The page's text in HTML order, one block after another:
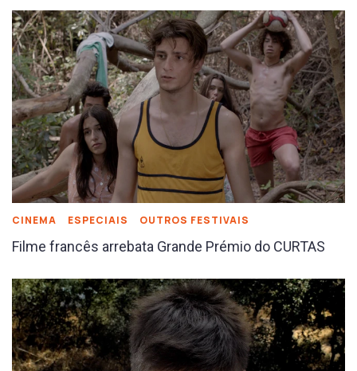
CINEMA ESPECIAIS OUTROS FESTIVAIS
Filme francês arrebata Grande Prémio do CURTAS